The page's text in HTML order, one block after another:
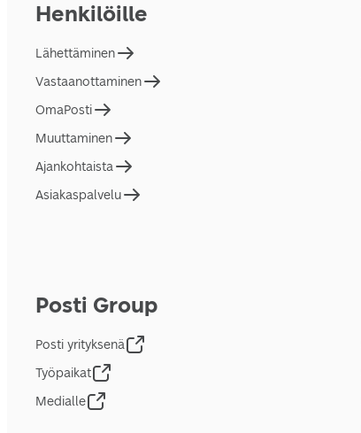
Henkilöille
Lähettäminen
Vastaanottaminen
OmaPosti
Muuttaminen
Ajankohtaista
Asiakaspalvelu
Posti Group
Posti yrityksenä
Työpaikat
Medialle